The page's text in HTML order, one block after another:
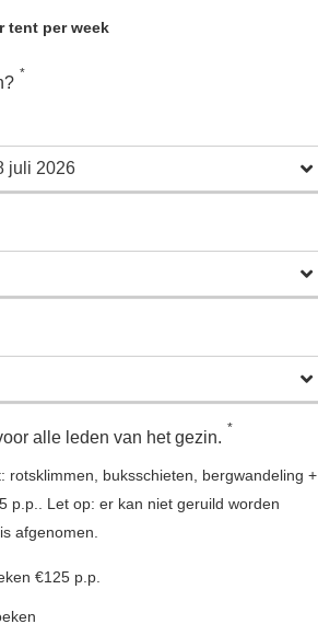
tent per week
*
alle leden van het gezin. *
rotsklimmen, buksschieten, bergwandeling +
p.p.. Let op: er kan niet geruild worden
afgenomen.
€125 p.p.